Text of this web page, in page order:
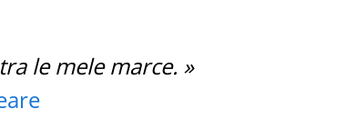
le mele marce. »